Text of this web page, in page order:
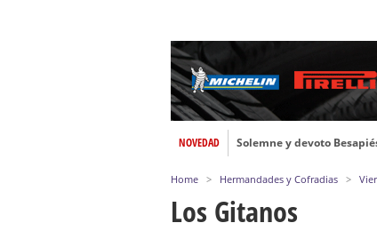
NOVEDAD
Solemne y devoto
Función de la
Home > Hermandades y Cofradias >
Los Gitanos